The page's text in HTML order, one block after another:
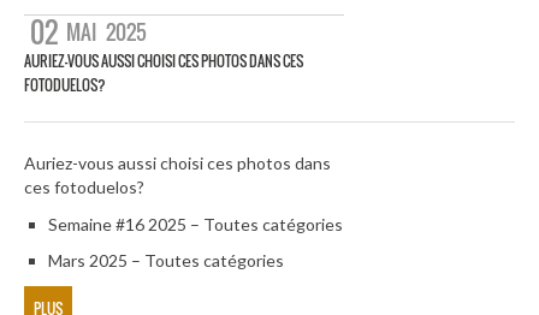
02 MAI 2025
AURIEZ-VOUS AUSSI CHOISI CES PHOTOS DANS CES
FOTODUELOS?
Auriez-vous aussi choisi ces photos dans
ces fotoduelos?
Semaine #16 2025 – Toutes catégories
Mars 2025 – Toutes catégories
PLUS